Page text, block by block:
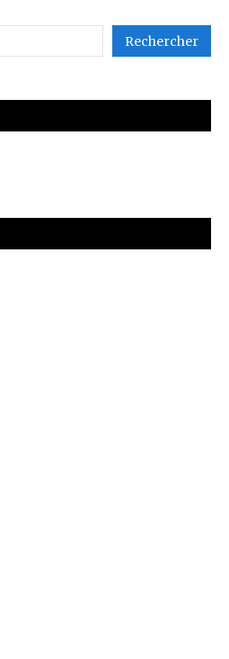
Rechercher